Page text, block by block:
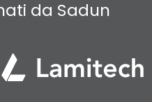
da Sadun